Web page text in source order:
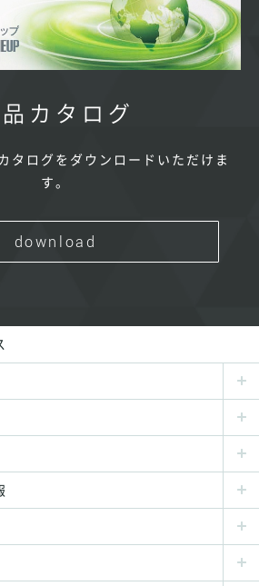
カタログ
タログをダウンロードいただけま
す。
download